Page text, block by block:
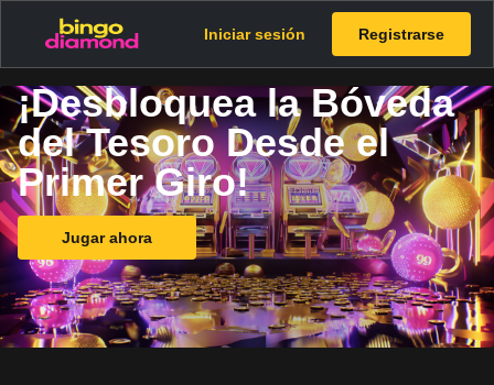
Iniciar sesión Registrarse
¡Desbloquea la Bóveda
del Tesoro Desde el
Primer Giro!
Jugar ahora